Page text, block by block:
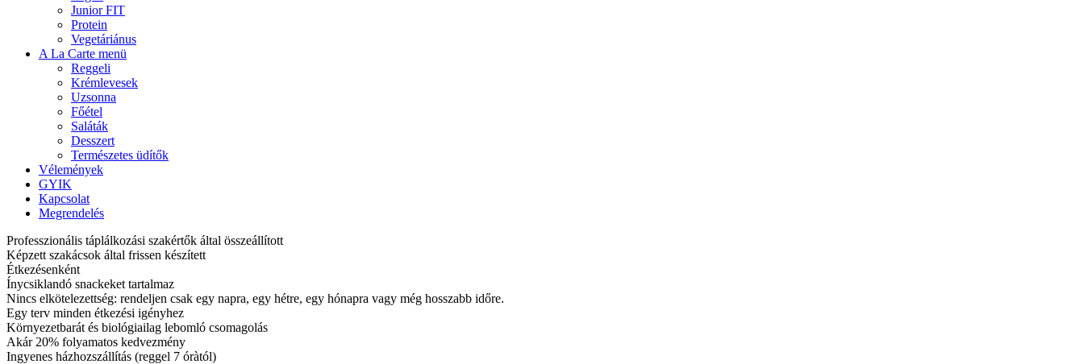
Junior FIT
Protein
Vegetáriánus
A La Carte menü
Reggeli
Krémlevesek
Uzsonna
Főétel
Saláták
Desszert
Természetes üdítők
Vélemények
GYIK
Kapcsolat
Megrendelés
Professzionális táplálkozási szakértők által összeállított
Képzett szakácsok által frissen készített
Étkezésenként
Ínycsiklandó snackeket tartalmaz
Nincs elkötelezettség: rendeljen csak egy napra, egy hétre, egy hónapra vagy még hosszabb időre.
Egy terv minden étkezési igényhez
Környezetbarát és biológiailag lebomló csomagolás
Akár 20% folyamatos kedvezmény
Ingyenes házhozszállítás (reggel 7 óràtól)